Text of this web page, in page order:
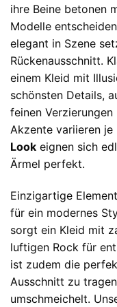
ihre Beine betonen
Modelle
elegant in Szene
Rückenausschnitt.
einem Kleid mit
schönsten Details,
feinen
Akzente variieren je
Look eignen sich
Ärmel perfekt.
Einzigartige
für ein modernes
sorgt ein Kleid mit
luftigen Rock für
ist zudem die
Ausschnitt zu
umschmeichelt.